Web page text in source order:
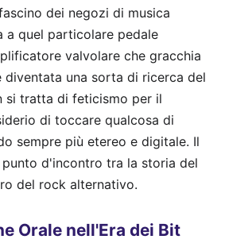
dei negozi di musica
a quel particolare pedale
valvolare che gracchia
una sorta di ricerca del
si tratta di feticismo per il
di toccare qualcosa di
sempre più etereo e digitale. Il
d'incontro tra la storia del
del rock alternativo.
Orale nell'Era dei Bit